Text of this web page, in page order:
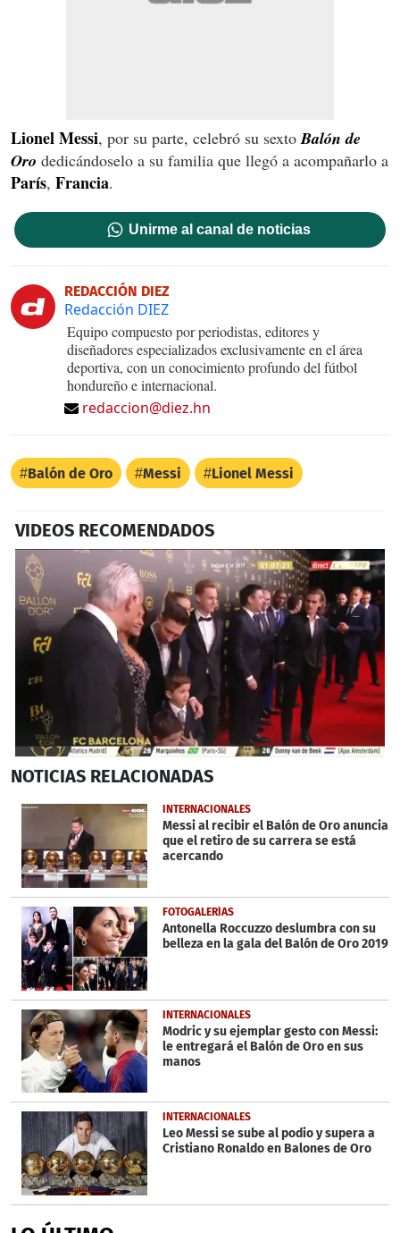
Lionel Messi, por su parte, celebró su sexto Balón de
Oro dedicándoselo a su familia que llegó a acompañarlo a
París, Francia.
Unirme al canal de noticias
REDACCIÓN DIEZ
Redacción DIEZ
Equipo compuesto por periodistas, editores y
diseñadores especializados exclusivamente en el área
deportiva, con un conocimiento profundo del fútbol
hondureño e internacional.
redaccion@diez.hn
Balón de Oro Messi Lionel Messi
VIDEOS RECOMENDADOS
seconds
43
NOTICIAS RELACIONADAS
INTERNACIONALES
Messi al recibir el Balón de Oro anuncia
que el retiro de su carrera se está
acercando
FOTOGALERÍAS
Antonella Roccuzzo deslumbra con su
belleza en la gala del Balón de Oro 2019
INTERNACIONALES
Modric y su ejemplar gesto con Messi:
le entregará el Balón de Oro en sus
manos
INTERNACIONALES
Leo Messi se sube al podio y supera a
Cristiano Ronaldo en Balones de Oro